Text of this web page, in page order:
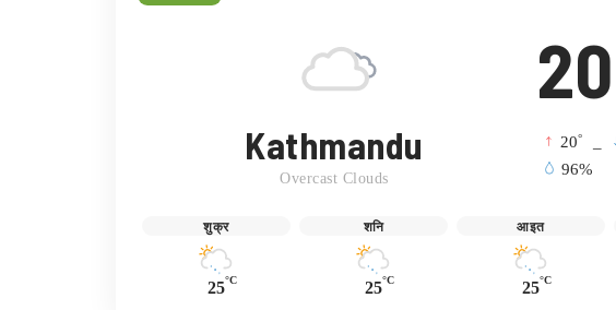
20
Kathmandu
Overcast Clouds
20°
96%
शुक्र
25°C
शनि
25°C
आइत
25°C